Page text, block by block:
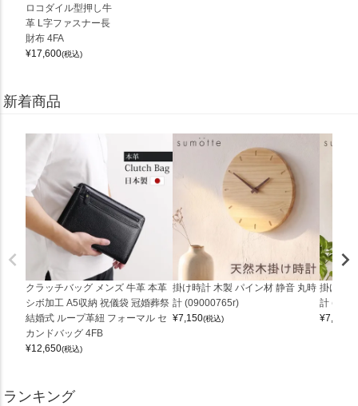
ロコダイル型押し牛
革 L字ファスナー長
財布 4FA
¥17,600(税込)
新着商品
クラッチバッグ メンズ 牛革 本革
シボ加工 A5収納 祝儀袋 冠婚葬祭
結婚式 ループ革紐 フォーマル セ
カンドバッグ 4FB
¥12,650(税込)
掛け時計 木製 パイン材 静音 丸時
計 (09000765r)
¥7,150(税込)
掛け時
計
¥7,150
ランキング